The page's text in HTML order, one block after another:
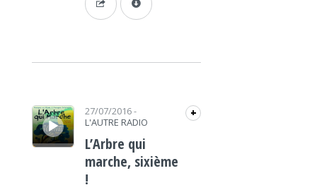
Lecteur audio 27/07/2016-
L'AUTRE RADIO
+
L’Arbre qui
marche, sixième
!